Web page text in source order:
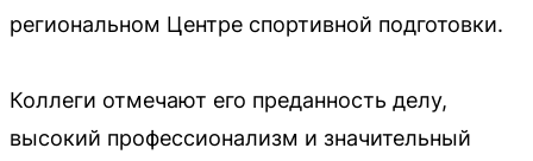
региональном Центре спортивной подготовки.
Коллеги отмечают его преданность делу,
высокий профессионализм и значительный